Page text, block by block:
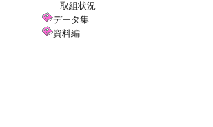
取組状況
データ集
資料編